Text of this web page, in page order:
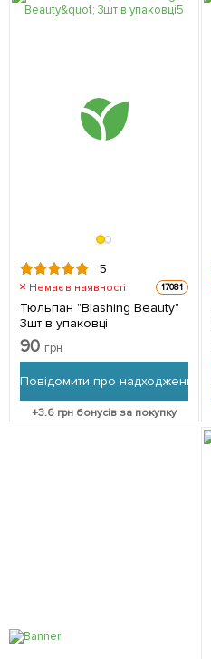
5
Немає в наявності 17081
Тюльпан "Blashing Beauty"
3шт в упаковці
90 грн
Повідомити про надходження
+3.6 грн бонусів за покупку